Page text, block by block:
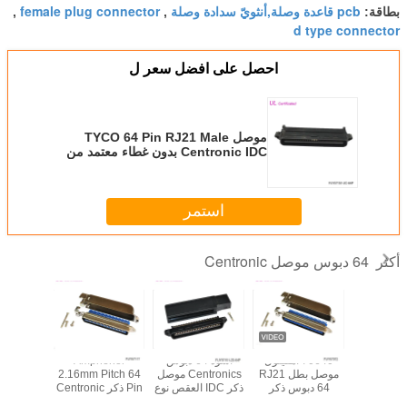
بطاقة: pcb قاعدة وصلة,أنثويّ سدادة وصلة ,
female plug connector
,
d type connector
احصل على افضل سعر ل
موصل TYCO 64 Pin RJ21 Male
Centronic IDC بدون غطاء معتمد من
استمر
أكثر 64 دبوس موصل Centronic
Amphenol
2.16mm Pitch 64
Pin ذكر Centronic
أسود 64 دبوس
Centronics موصل
ذكر IDC العقص نوع
70640 أمفينول
موصل بطل RJ21
64 دبوس ذكر